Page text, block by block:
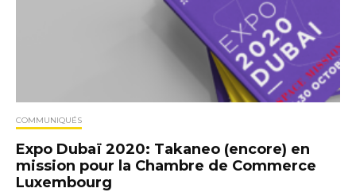
COMMUNIQUÉS
Expo Dubaï 2020: Takaneo (encore) en
mission pour la Chambre de Commerce
Luxembourg